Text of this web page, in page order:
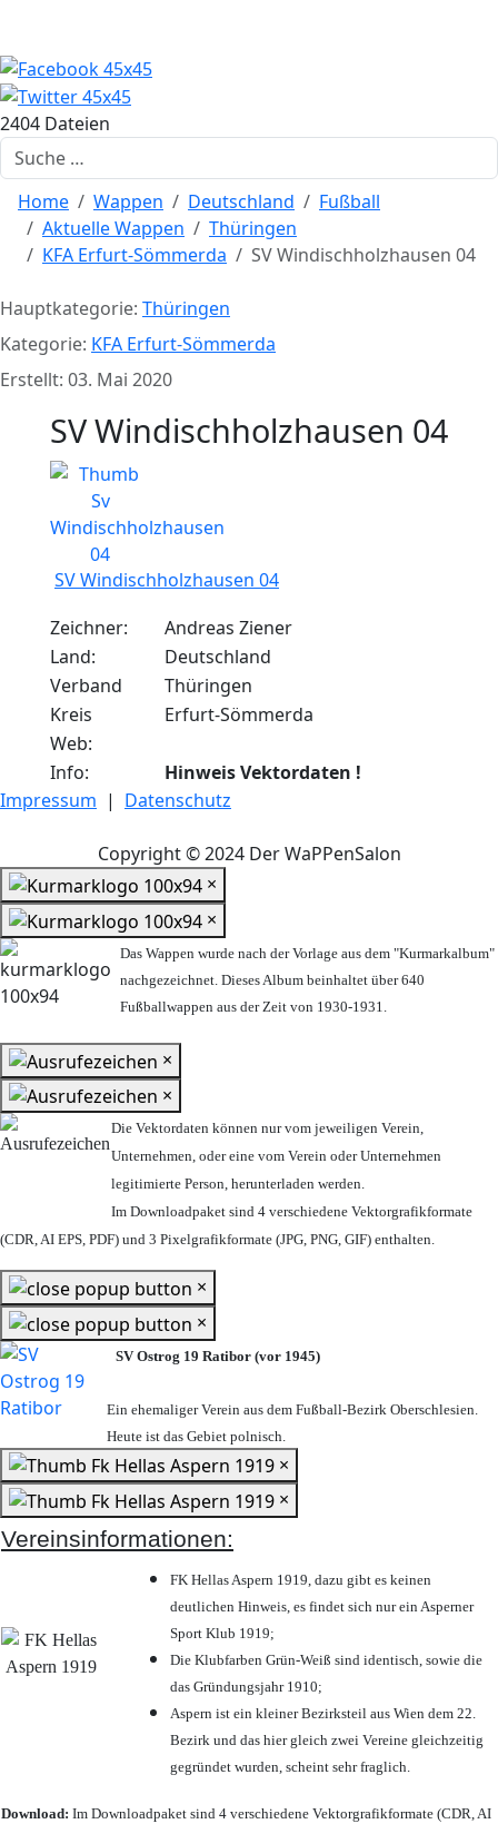
2404 Dateien
Suchen
Home Wappen Deutschland
Fußball
Aktuelle Wappen
Thüringen
KFA Erfurt-Sömmerda
SV Windischholzhausen 04
Hauptkategorie: Thüringen
Kategorie: KFA Erfurt-Sömmerda
Erstellt: 03. Mai 2020
SV Windischholzhausen 04
SV Windischholzhausen 04
Zeichner:
Andreas Ziener
Land:
Deutschland
Verband
Thüringen
Kreis
Erfurt-Sömmerda
Web:
Info:
Hinweis Vektordaten !
Impressum | Datenschutz
Copyright © 2024 Der WaPPenSalon
×
×
Das Wappen wurde nach der Vorlage aus dem "Kurmarkalbum"
nachgezeichnet. Dieses Album beinhaltet über 640
Fußballwappen aus der Zeit von 1930-1931.
×
×
Die Vektordaten können nur vom jeweiligen Verein,
Unternehmen, oder eine vom Verein oder Unternehmen
legitimierte Person, herunterladen werden.
Im Downloadpaket sind 4 verschiedene Vektorgrafikformate
(CDR, AI EPS, PDF) und 3 Pixelgrafikformate (JPG, PNG, GIF) enthalten.
×
×
SV Ostrog 19 Ratibor (vor 1945)
Ein ehemaliger Verein aus dem Fußball-Bezirk Oberschlesien.
Heute ist das Gebiet polnisch.
×
×
Vereinsinformationen:
FK Hellas Aspern 1919, dazu gibt es keinen
deutlichen Hinweis, es findet sich nur ein Asperner
Sport Klub 1919;
Die Klubfarben Grün-Weiß sind identisch, sowie die
das Gründungsjahr 1910;
Aspern ist ein kleiner Bezirksteil aus Wien dem 22.
Bezirk und das hier gleich zwei Vereine gleichzeitig
gegründet wurden, scheint sehr fraglich.
Download: Im Downloadpaket sind 4 verschiedene Vektorgrafikformate (CDR, AI